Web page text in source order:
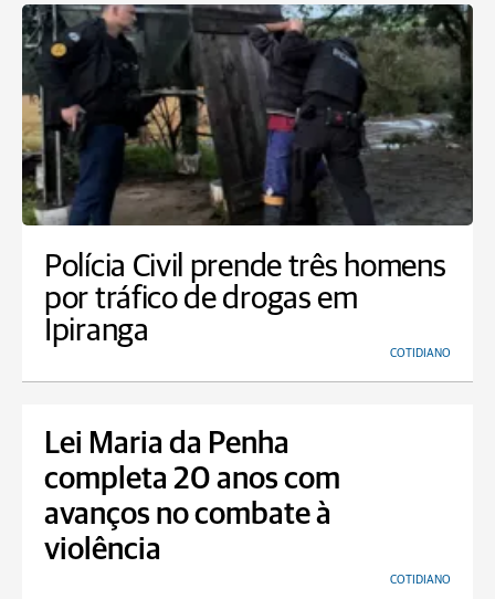
Polícia Civil prende três homens
por tráfico de drogas em
Ipiranga
COTIDIANO
Lei Maria da Penha
completa 20 anos com
avanços no combate à
violência
COTIDIANO